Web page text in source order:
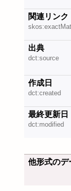
関連リンク
出典
dct:source
作成日
dct:created
最終更新日
dct:modified
他形式のデ